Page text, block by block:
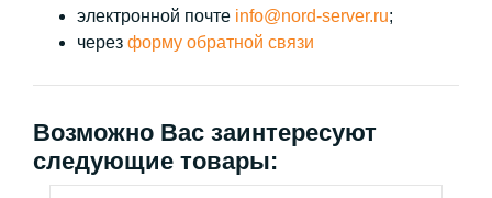
электронной почте info@nord-server.ru;
через форму обратной связи
Возможно Вас заинтересуют
следующие товары: